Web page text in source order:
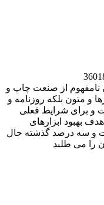
نامفهوم از صنعت چاپ و
و متون بلکه روزنامه و
و برای شرایط فعلی
بهبود ابزارهای
و سه درصد گذشته حال
را می طلبد